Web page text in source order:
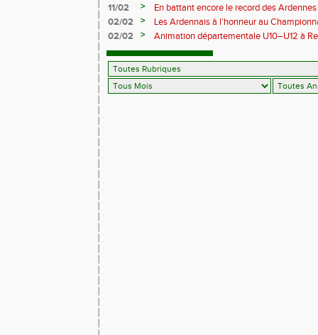
11/02
>
En battant encore le record des
Pihet ira aux championnats de France
02/02 >
Les Ardennais à l’honneur au
02/02
>
Animation départementale U10–U12 à